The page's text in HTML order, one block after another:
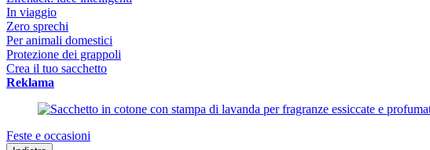
In viaggio
Zero sprechi
Per animali domestici
Protezione dei grappoli
Crea il tuo sacchetto
Reklama
Feste e occasioni